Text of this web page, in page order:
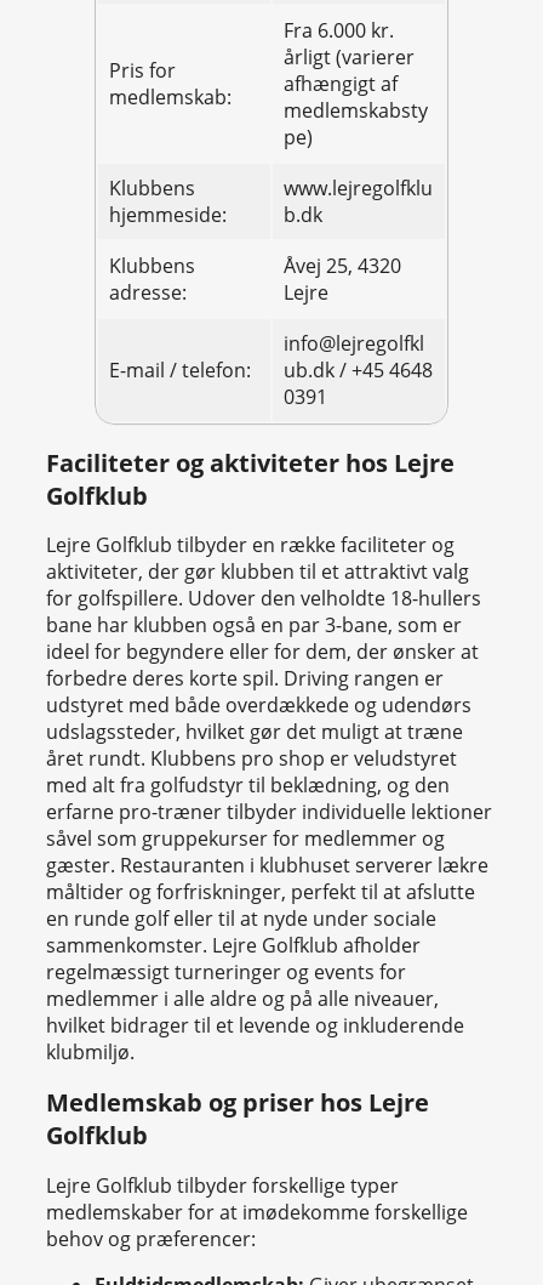
Pris for
medlemskab:
Fra 6.000 kr.
årligt (varierer
afhængigt af
medlemskabsty
pe)
Klubbens
hjemmeside:
www.lejregolfklu
b.dk
Klubbens
adresse:
Åvej 25, 4320
Lejre
E-mail / telefon:
info@lejregolfkl
ub.dk / +45 4648
0391
Faciliteter og aktiviteter hos Lejre
Golfklub
Lejre Golfklub tilbyder en række faciliteter og
aktiviteter, der gør klubben til et attraktivt valg
for golfspillere. Udover den velholdte 18-hullers
bane har klubben også en par 3-bane, som er
ideel for begyndere eller for dem, der ønsker at
forbedre deres korte spil. Driving rangen er
udstyret med både overdækkede og udendørs
udslagssteder, hvilket gør det muligt at træne
året rundt. Klubbens pro shop er veludstyret
med alt fra golfudstyr til beklædning, og den
erfarne pro-træner tilbyder individuelle lektioner
såvel som gruppekurser for medlemmer og
gæster. Restauranten i klubhuset serverer lækre
måltider og forfriskninger, perfekt til at afslutte
en runde golf eller til at nyde under sociale
sammenkomster. Lejre Golfklub afholder
regelmæssigt turneringer og events for
medlemmer i alle aldre og på alle niveauer,
hvilket bidrager til et levende og inkluderende
klubmiljø.
Medlemskab og priser hos Lejre
Golfklub
Lejre Golfklub tilbyder forskellige typer
medlemskaber for at imødekomme forskellige
behov og præferencer: